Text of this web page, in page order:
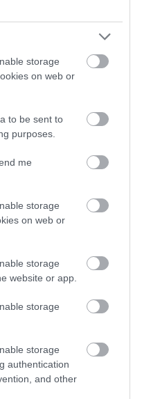
storage
on web or
to be sent to
purposes.
me
storage
on web or
storage
website or app.
storage
storage
authentication
and other
gyakorlat cégeknél
a diákok számára